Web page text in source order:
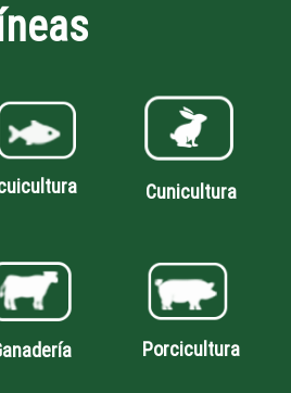
Cunicultura
Porcicultura